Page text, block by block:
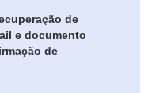
de
e documento
de